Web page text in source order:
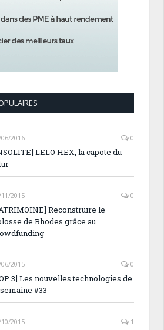
2016 0
LELO HEX, la capote du
2015 0
Reconstruire le
de Rhodes grâce au
2015 0
3] Les nouvelles technologies de
#33
2015 1